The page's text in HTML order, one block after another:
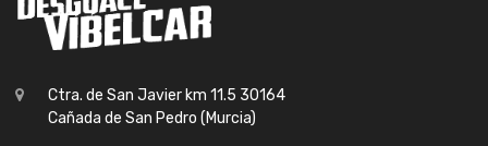
Ctra. de San Javier km 11.5 30164
Cañada de San Pedro (Murcia)